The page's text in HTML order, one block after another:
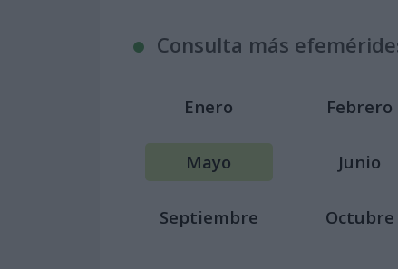
Consulta más
Enero Febrero
Mayo Junio
Septiembre Octubre